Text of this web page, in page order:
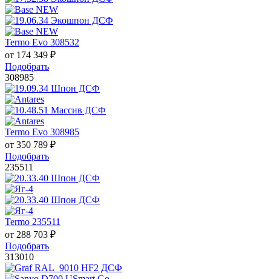
Termo Evo 308532
от 174 349 ₽
Подобрать
308985
Termo Evo 308985
от 350 789 ₽
Подобрать
235511
Termo 235511
от 288 703 ₽
Подобрать
313010